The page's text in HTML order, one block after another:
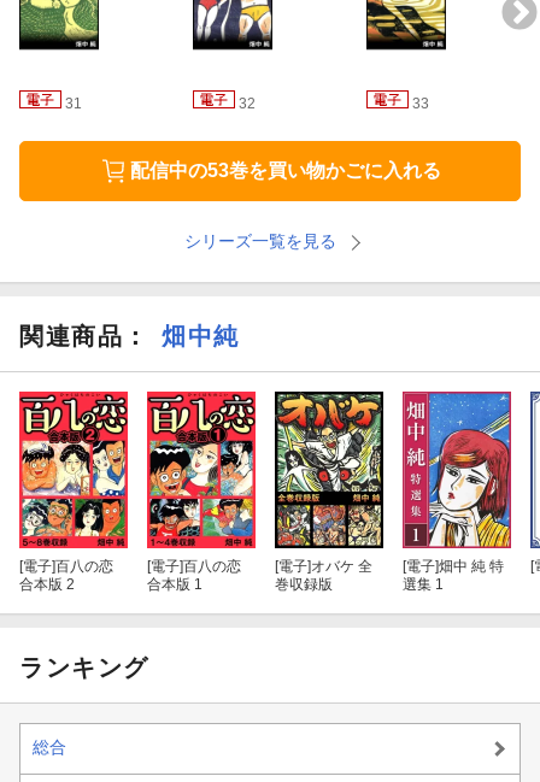
第8話 サッちん
31 32 33
配信中の53巻を買い物かごに入れる
シリーズ一覧を見る
関連商品 ： 畑中純
[電子]百八の恋
合本版 2
[電子]百八の恋
合本版 1
[電子]オバケ 全
巻収録版
[電子]畑中 純 特
選集 1
[
ランキング
総合